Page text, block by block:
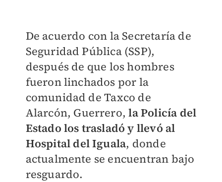
De acuerdo con la Secretaría de
Seguridad Pública (SSP),
después de que los hombres
fueron linchados por la
comunidad deTaxco de
Alarcón, Guerrero,la Policía del
Estado los trasladó y llevó al
Hospital del Iguala, donde
actualmente se encuentran bajo
resguardo.